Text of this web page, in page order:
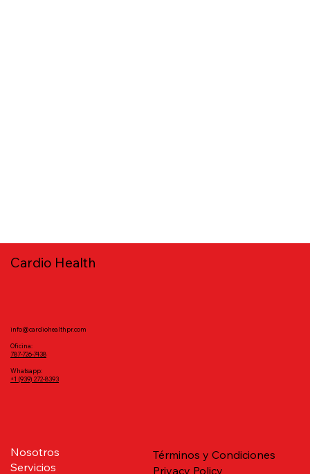
Cardio Health
info@cardiohealthpr.com
Oficina:
787-726-7438
‪Whatsapp:
+1 (939) 272‑8393‬
Nosotros
Servicios
Términos y Condiciones
Privacy Policy